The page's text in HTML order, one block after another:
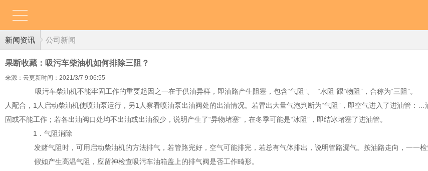
新闻资讯 公司新闻
果断收藏：吸污车柴油机如何排除三阻？
来源：云更新时间：2021/3/7 9:06:55
吸污车柴油机不能牢固工作的重要起因之一在于供油异样，即油路产生阻塞，包含“气阻”、 “水阻”跟“物阻”，合称为“三阻”
人配合，1人启动柴油机使喷油泵运行，另1人察看喷油泵出油阀处的出油情况。若冒出大量气泡判断为“气阻”，即空气进入了进油管：
固或不能工作；若各出油阀口处均不出油或出油很少，说明产生了“异物堵塞”，在冬季可能是“冰阻”，即结冰堵塞了进油管。
1．气阻消除
发赌气阻时，可用启动柴油机的方法排气，若管路完好，空气可能排完，若总有气体排出，说明管路漏气。按油路走向，一一检
假如产生高温气阻，应留神检查吸污车油箱盖上的排气阀是否工作畸形。